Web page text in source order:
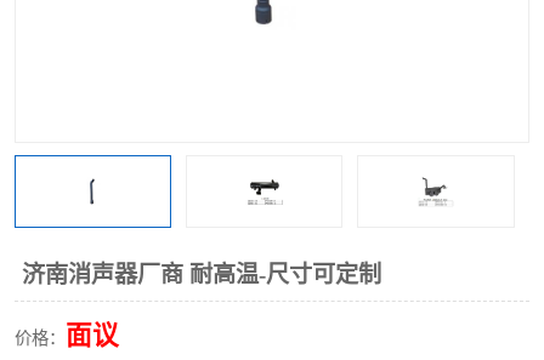
济南消声器厂商 耐高温-尺寸可定制
价格： 面议